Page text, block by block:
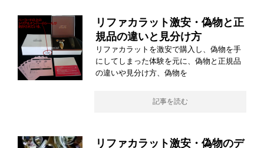
リファカラット激安・偽物と正
規品の違いと見分け方
リファカラットを激安で購入し、偽物を手
にしてしまった体験を元に、偽物と正規品
の違いや見分け方、偽物を
記事を読む
リファカラット激安・偽物のデ